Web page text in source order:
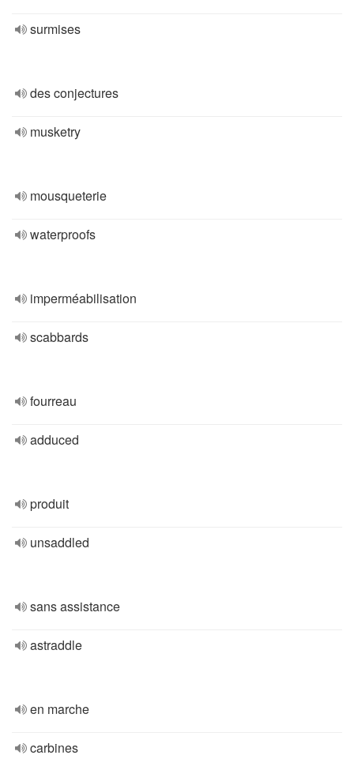
surmises
des conjectures
musketry
mousqueterie
waterproofs
imperméabilisation
scabbards
fourreau
adduced
produit
unsaddled
sans assistance
astraddle
en marche
carbines